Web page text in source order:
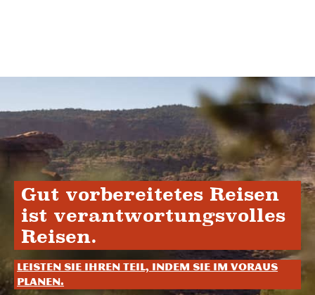
Gut vorbereitetes Reisen
ist verantwortungsvolles
Reisen.
Leisten Sie Ihren Teil, indem Sie im Voraus
planen.